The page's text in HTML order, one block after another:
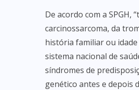
De acordo com a
carcinossarcoma, da
história familiar ou idade
sistema nacional de
síndromes de
genético antes e depois